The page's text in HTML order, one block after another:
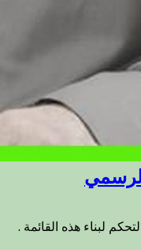
الرسمي
لبناء هذه القائمة .